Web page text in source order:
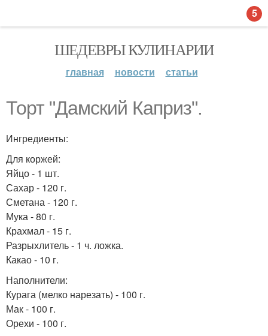
ШЕДЕВРЫ КУЛИНАРИИ
главная новости статьи
Торт "Дамский Каприз".
Ингредиенты:
Для коржей:
Яйцо - 1 шт.
Сахар - 120 г.
Сметана - 120 г.
Мука - 80 г.
Крахмал - 15 г.
Разрыхлитель - 1 ч. ложка.
Какао - 10 г.
Наполнители:
Курага (мелко нарезать) - 100 г.
Мак - 100 г.
Орехи - 100 г.
5